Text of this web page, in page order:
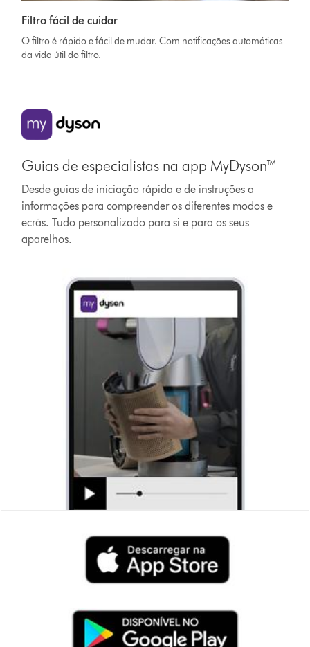
Filtro fácil de cuidar
O filtro é rápido e fácil de mudar. Com notificações automáticas
da vida útil do filtro.
Guias de especialistas na app MyDyson™
Desde guias de iniciação rápida e de instruções a
informações para compreender os diferentes modos e
ecrãs. Tudo personalizado para si e para os seus
aparelhos.